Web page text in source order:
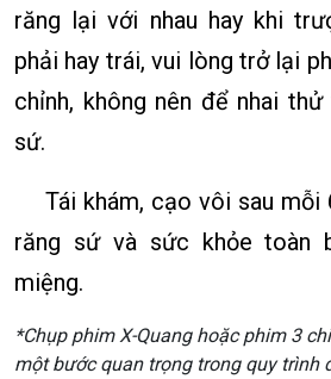
răng lại với nhau hay khi
phải hay trái, vui lòng trở lại
chỉnh, không nên để nhai
sứ.
Tái khám, cạo vôi sau mỗi
răng sứ và sức khỏe toàn
miệng.
*Chụp phim X-Quang hoặc phim 3
một bước quan trọng trong quy trình